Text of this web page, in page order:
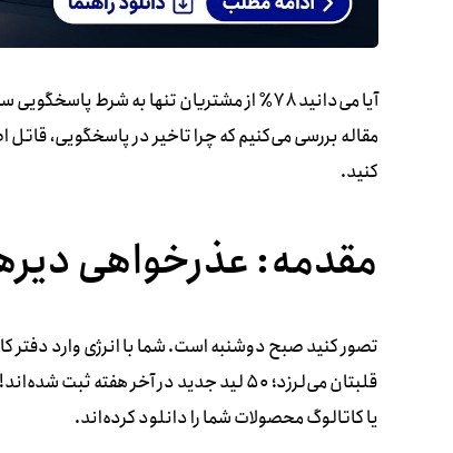
آیا می‌دانید ۷۸٪ از مشتریان تنها به شرط
کنید.
مقدمه: عذرخواهی
قلبتان می‌لرزد؛ ۵۰ لید جدید در آخر
یا کاتالوگ محصولات شما را دانلود کرده‌اند.